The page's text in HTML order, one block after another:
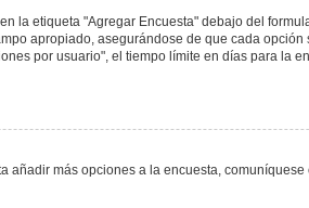
la etiqueta "Agregar Encuesta" debajo del
apropiado, asegurándose de que cada
por usuario", el tiempo límite en días para la
añadir más opciones a la encuesta, comuníquese